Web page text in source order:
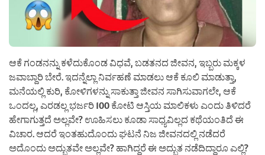
ಆಕೆ ಗಂಡನನ್ನು ಕಳೆದುಕೊಂಡ ವಿಧವೆ, ಬಡತನದ ಜೀವನ, ಇಬ್ಬರು ಮಕ್ಕಳ
ಜವಾಬ್ದಾರಿ ಬೇರೆ. ಇದನ್ನೆಲ್ಲಾ ನಿರ್ವಹಣೆ ಮಾಡಲು ಆಕೆ ಕೂಲಿ ಮಾಡುತ್ತಾ,
ಮನೆಯಲ್ಲಿ ಕುರಿ, ಕೋಳಿಗಳನ್ನು ಸಾಕುತ್ತಾ ಜೀವನ ಸಾಗಿಸುವಾಗಲೇ, ಆಕೆ
ಒಂದಲ್ಲ, ಎರಡಲ್ಲ ಭರ್ಜರಿ 100 ಕೋಟಿ ಆಸ್ತಿಯ ಮಾಲಿಕಳು ಎಂದು ತಿಳಿದರೆ
ಹೇಗಾಗುತ್ತದೆ ಅಲ್ಲವೇ? ಊಹಿಸಲು ಕೂಡಾ ಸಾಧ್ಯವಿಲ್ಲದ ಕಥೆಯಂತಿದೆ ಈ
ವಿಚಾರ‌. ಆದರೆ ಇಂತಹುದೊಂದು ಘಟನೆ ನಿಜ ಜೀವನದಲ್ಲಿ ನಡೆದರೆ
ಅದೊಂದು ಅದ್ಭುತವೇ ಅಲ್ಲವೇ? ಹಾಗಿದ್ದರೆ ಈ ಅದ್ಭುತ ನಡೆದಿದ್ದಾರೂ ಎಲ್ಲಿ?